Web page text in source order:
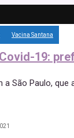
Vacina Santana
19:
a São Paulo,